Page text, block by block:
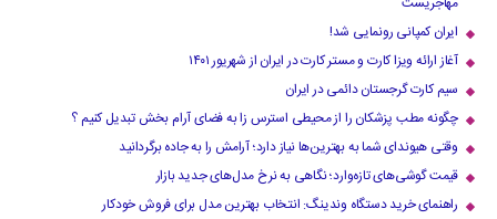
ایران کمپانی رونمایی شد!
آغاز ارائه ویزا کارت و مستر کارت در ایران از شهریور ۱۴۰۱
سیم کارت گرجستان دائمی در ایران
چگونه مطب پزشکان را از محیطی استرس زا به فضای آرام بخش تبدیل کنیم ؟
وقتی هیوندای شما به بهترین‌ها نیاز دارد؛ آرامش را به جاده برگردانید
قیمت گوشی‌های تازه‌وارد؛ نگاهی به نرخ مدل‌های جدید بازار
راهنمای خرید دستگاه وندینگ: انتخاب بهترین مدل برای فروش خودکار